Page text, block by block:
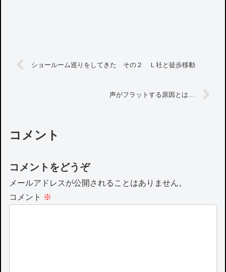
ショールーム巡りをしてきた その２ Ｌ社と徒歩移動
声がフラットする原因とは…
コメント
コメントをどうぞ
メールアドレスが公開されることはありません。
コメント ※